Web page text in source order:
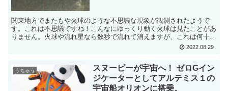
関東地方でまたもや火球のような不思議な現象が観測されたようで
す。これは不思議ですね！こんなにゆっくり動く火球は見たことがあ
りません。火球や流れ星なら数秒で流れて消えますが、これは何十秒
も見えていますよね。火球や流れ星は、通常、遠い宇宙から地...
2022.08.29
うちゅう
スヌーピーが宇宙へ！ ゼロGイン
ジケーターとしてアルテミス１の
宇宙船オリオンに搭乗。